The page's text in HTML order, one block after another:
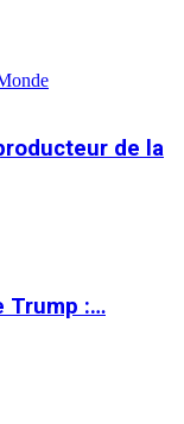
de la
Trump :…